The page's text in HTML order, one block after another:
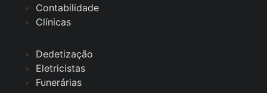
Contabilidade
Clínicas
Dedetização
Eletricistas
Funerárias